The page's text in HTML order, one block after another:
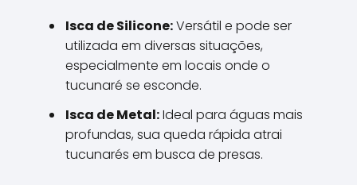
Isca de Silicone:Versátil e pode ser
utilizada em diversas situações,
especialmente em locais onde o
tucunaré se esconde.
Isca de Metal:Ideal para águas mais
profundas, sua queda rápida atrai
tucunarés em busca de presas.